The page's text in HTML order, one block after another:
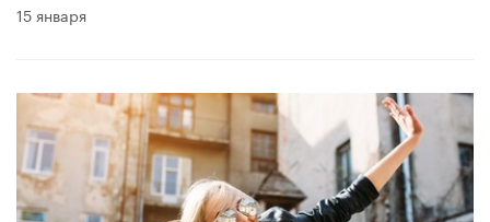
15 января